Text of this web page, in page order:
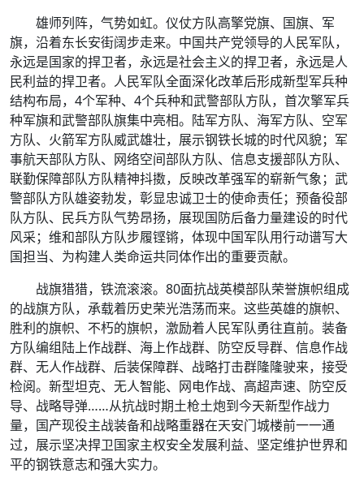
雄师列阵，气势如虹。仪仗方队高擎党旗、国旗、军
旗，沿着东长安街阔步走来。中国共产党领导的人民军队，
永远是国家的捍卫者，永远是社会主义的捍卫者，永远是人
民利益的捍卫者。人民军队全面深化改革后形成新型军兵种
结构布局，4个军种、4个兵种和武警部队方队，首次擎军兵
种军旗和武警部队旗集中亮相。陆军方队、海军方队、空军
方队、火箭军方队威武雄壮，展示钢铁长城的时代风貌；军
事航天部队方队、网络空间部队方队、信息支援部队方队、
联勤保障部队方队精神抖擞，反映改革强军的崭新气象；武
警部队方队雄姿勃发，彰显忠诚卫士的使命责任；预备役部
队方队、民兵方队气势昂扬，展现国防后备力量建设的时代
风采；维和部队方队步履铿锵，体现中国军队用行动谱写大
国担当、为构建人类命运共同体作出的重要贡献。
战旗猎猎，铁流滚滚。80面抗战英模部队荣誉旗帜组成
的战旗方队，承载着历史荣光浩荡而来。这些英雄的旗帜、
胜利的旗帜、不朽的旗帜，激励着人民军队勇往直前。装备
方队编组陆上作战群、海上作战群、防空反导群、信息作战
群、无人作战群、后装保障群、战略打击群隆隆驶来，接受
检阅。新型坦克、无人智能、网电作战、高超声速、防空反
导、战略导弹……从抗战时期土枪土炮到今天新型作战力
量，国产现役主战装备和战略重器在天安门城楼前一一通
过，展示坚决捍卫国家主权安全发展利益、坚定维护世界和
平的钢铁意志和强大实力。